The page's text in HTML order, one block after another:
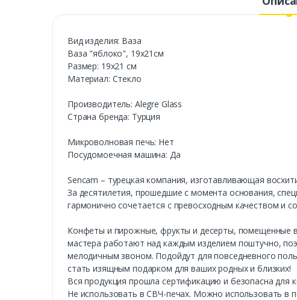
Вид изделия: Ваза
Ваза "яблоко", 19х21см
Размер: 19х21 см
Материал: Стекло
Производитель: Alegre Glass
Страна бренда: Турция
Микроволновая печь: Нет
Посудомоечная машина: Да
Sencam – турецкая компания, изготавливающая
За десятилетия, прошедшие с момента основания,
гармонично сочетается с превосходным качеством и
Конфеты и пирожные, фрукты и десерты, помещенные
мастера работают над каждым изделием поштучно,
мелодичным звоном. Подойдут для повседневного
стать изящным подарком для ваших родных и близких!
Вся продукция прошла сертификацию и безопасна для
Не использовать в СВЧ-печах. Можно использовать в